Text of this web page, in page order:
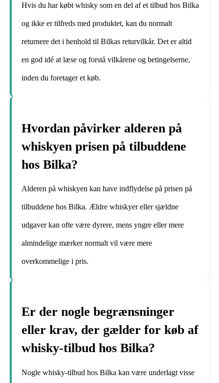
Hvis du har købt whisky som en del af et tilbud hos Bilka
og ikke er tilfreds med produktet, kan du normalt
returnere det i henhold til Bilkas returvilkår. Det er altid
en god idé at læse og forstå vilkårene og betingelserne,
inden du foretager et køb.
Hvordan påvirker alderen på
whiskyen prisen på tilbuddene
hos Bilka?
Alderen på whiskyen kan have indflydelse på prisen på
tilbuddene hos Bilka. Ældre whiskyer eller sjældne
udgaver kan ofte være dyrere, mens yngre eller mere
almindelige mærker normalt vil være mere
overkommelige i pris.
Er der nogle begrænsninger
eller krav, der gælder for køb af
whisky-tilbud hos Bilka?
Nogle whisky-tilbud hos Bilka kan være underlagt visse